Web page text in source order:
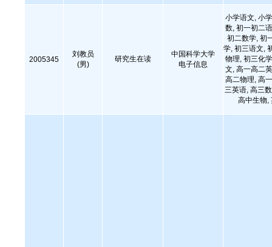
2005345
刘教员
(男)
研究生在读
中国科学大学
电子信息
小学语文, 小
数, 初一初二
初二数学, 初
学, 初三语文,
物理, 初三化
文, 高一高二
高二物理, 高
三英语, 高三
高中生物,